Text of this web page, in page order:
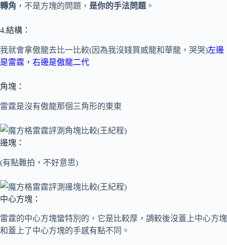
轉角 ， 不是方塊的問題 ， 是你的手法問題 。
4.結構：
我就會拿傲龍去比一比較(因為我沒錢買威龍和華龍，哭哭)左邊
是雷霆，右邊是傲龍二代
角塊：
雷霆是沒有傲龍那個三角形的東東
邊塊：
(有點難拍，不好意思)
中心方塊：
雷霆的中心方塊蠻特別的，它是比較厚，調較後沒蓋上中心方塊
和蓋上了中心方塊的手感有點不同。